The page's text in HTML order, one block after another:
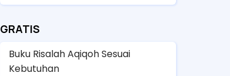
GRATIS
Buku Risalah Aqiqoh Sesuai
Kebutuhan